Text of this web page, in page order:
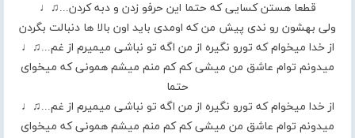
قطعا هستن کسایی که حتما این حرفو زدن و دبه کردن...♫♩
ولی بهشون رو ندی پیش من که اومدی باید اون بالا ها دنبالت بگردن
از خدا میخوام که تورو نگیره از من اگه تو نباشی میمیرم از غم...♫♩
میدونم توام عاشق من میشی کم کم منم میشم همونی که میخوای
حتما
از خدا میخوام که تورو نگیره از من اگه تو نباشی میمیرم از غم...♫♩
میدونم توام عاشق من میشی کم کم منم میشم همونی که میخوای